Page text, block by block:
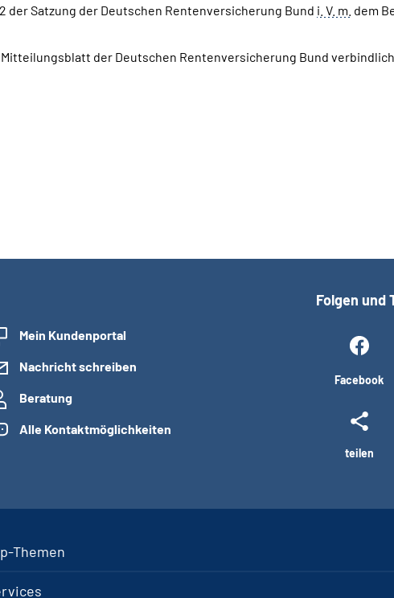
2 der Satzung der Deutschen Rentenversicherung Bund i. V. m. dem
der Deutschen Rentenversicherung Bund verbindlich.
Mein Kundenportal
Nachricht schreiben
Beratung
Alle Kontaktmöglichkeiten
Folgen und
Facebook
teilen
Themen